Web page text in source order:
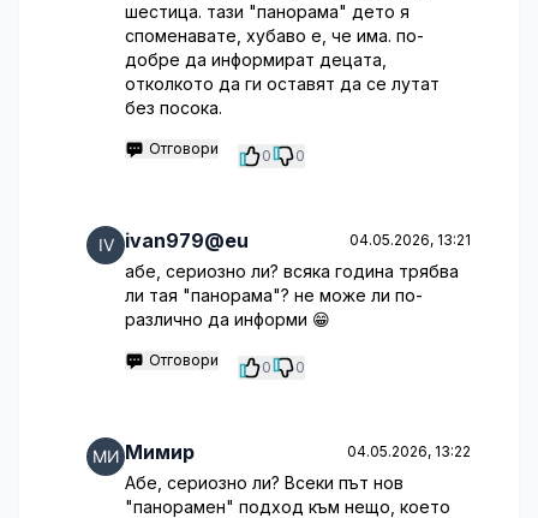
шестица. тази "панорама" дето я
споменавате, хубаво е, че има. по-
добре да информират децата,
отколкото да ги оставят да се лутат
без посока.
Отговори 0 0
ivan979@eu 04.05.2026, 13:21
абе, сериозно ли? всяка година трябва
ли тая "панорама"? не може ли по-
различно да информи 😁
Отговори 0 0
Мимир 04.05.2026, 13:22
Абе, сериозно ли? Всеки път нов
"панорамен" подход към нещо, което